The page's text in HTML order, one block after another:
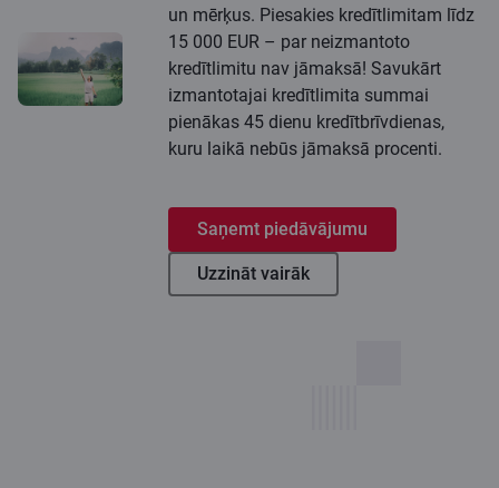
un mērķus. Piesakies kredītlimitam līdz
15 000 EUR – par neizmantoto
kredītlimitu nav jāmaksā! Savukārt
izmantotajai kredītlimita summai
pienākas 45 dienu kredītbrīvdienas,
kuru laikā nebūs jāmaksā procenti.
Saņemt piedāvājumu
Uzzināt vairāk